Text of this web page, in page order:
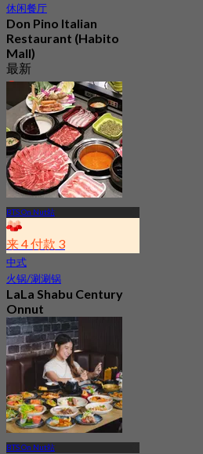
休闲餐厅
Don Pino Italian
Restaurant (Habito
Mall)
最新
4.9
起฿ 645
BTS On Nut站
来 4 付款 3
中式
火锅/涮涮锅
LaLa Shabu Century
Onnut
5.0
153 已预订
起฿ 374.25
BTS On Nut站